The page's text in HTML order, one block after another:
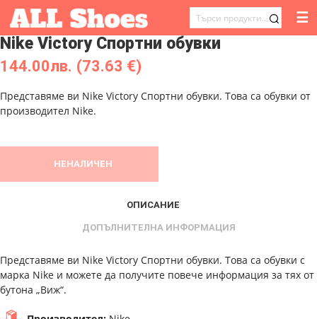
ТЪРСЕНЕ
ЗА:
☰
Nike Victory Спортни обувки
144.00лв. (73.63 €)
Представяме ви Nike Victory Спортни обувки. Това са обувки от
производител Nike.
НЕНАЛИЧЕН
ОПИСАНИЕ
ДОПЪЛНИТЕЛНА ИНФОРМАЦИЯ
Представяме ви Nike Victory Спортни обувки. Това са обувки с
марка Nike и можете да получите повече информация за тях от
бутона „Виж“.